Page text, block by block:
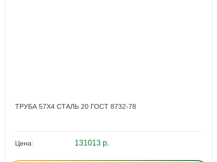
ТРУБА 57Х4 СТАЛЬ 20 ГОСТ 8732-78
Цена: 131013 р.